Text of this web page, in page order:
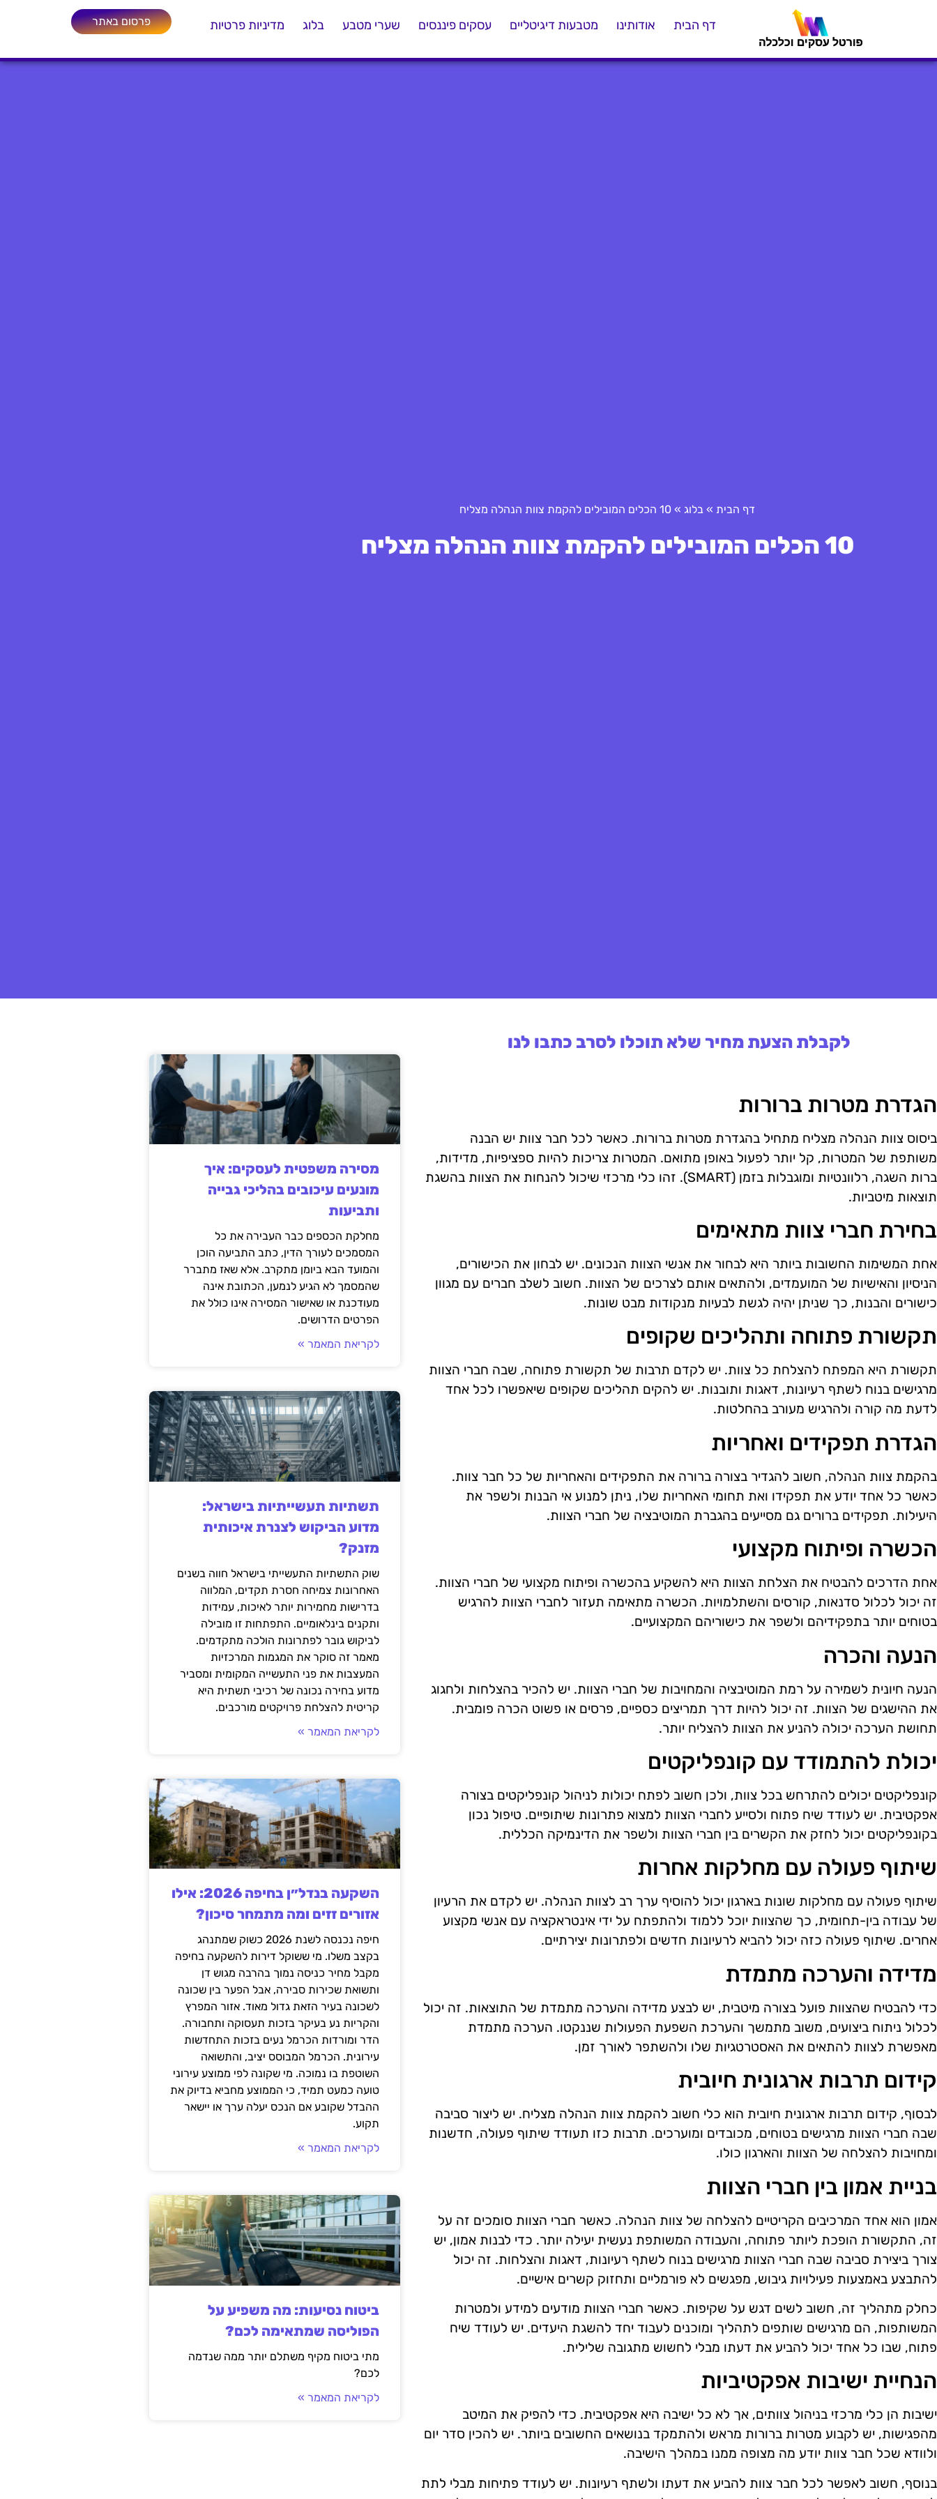
דף הבית אודותינו מטבעות דיגיטליים עסקים פיננסים שערי מטבע בלוג מדיניות פרטיות פרסום באתר
דף הבית » בלוג » 10 הכלים המובילים להקמת צוות הנהלה מצליח
10 הכלים המובילים להקמת צוות הנהלה מצליח
לקבלת הצעת מחיר שלא תוכלו לסרב כתבו לנו
הגדרת מטרות ברורות
ביסוס צוות הנהלה מצליח מתחיל בהגדרת מטרות ברורות. כאשר לכל חבר צוות יש הבנה
משותפת של המטרות, קל יותר לפעול באופן מתואם. המטרות צריכות להיות ספציפיות, מדידות,
ברות השגה, רלוונטיות ומוגבלות בזמן (SMART). זהו כלי מרכזי שיכול להנחות את הצוות בהשגת
תוצאות מיטביות.
בחירת חברי צוות מתאימים
אחת המשימות החשובות ביותר היא לבחור את אנשי הצוות הנכונים. יש לבחון את הכישורים,
הניסיון והאישיות של המועמדים, ולהתאים אותם לצרכים של הצוות. חשוב לשלב חברים עם מגוון
כישורים והבנות, כך שניתן יהיה לגשת לבעיות מנקודות מבט שונות.
תקשורת פתוחה ותהליכים שקופים
תקשורת היא המפתח להצלחת כל צוות. יש לקדם תרבות של תקשורת פתוחה, שבה חברי הצוות
מרגישים בנוח לשתף רעיונות, דאגות ותובנות. יש להקים תהליכים שקופים שיאפשרו לכל אחד
לדעת מה קורה ולהרגיש מעורב בהחלטות.
הגדרת תפקידים ואחריות
בהקמת צוות הנהלה, חשוב להגדיר בצורה ברורה את התפקידים והאחריות של כל חבר צוות.
כאשר כל אחד יודע את תפקידו ואת תחומי האחריות שלו, ניתן למנוע אי הבנות ולשפר את
היעילות. תפקידים ברורים גם מסייעים בהגברת המוטיבציה של חברי הצוות.
הכשרה ופיתוח מקצועי
אחת הדרכים להבטיח את הצלחת הצוות היא להשקיע בהכשרה ופיתוח מקצועי של חברי הצוות.
זה יכול לכלול סדנאות, קורסים והשתלמויות. הכשרה מתאימה תעזור לחברי הצוות להרגיש
בטוחים יותר בתפקידיהם ולשפר את כישוריהם המקצועיים.
הנעה והכרה
הנעה חיונית לשמירה על רמת המוטיבציה והמחויבות של חברי הצוות. יש להכיר בהצלחות ולחגוג
את ההישגים של הצוות. זה יכול להיות דרך תמריצים כספיים, פרסים או פשוט הכרה פומבית.
תחושת הערכה יכולה להניע את הצוות להצליח יותר.
יכולת להתמודד עם קונפליקטים
קונפליקטים יכולים להתרחש בכל צוות, ולכן חשוב לפתח יכולות לניהול קונפליקטים בצורה
אפקטיבית. יש לעודד שיח פתוח ולסייע לחברי הצוות למצוא פתרונות שיתופיים. טיפול נכון
בקונפליקטים יכול לחזק את הקשרים בין חברי הצוות ולשפר את הדינמיקה הכללית.
שיתוף פעולה עם מחלקות אחרות
שיתוף פעולה עם מחלקות שונות בארגון יכול להוסיף ערך רב לצוות הנהלה. יש לקדם את הרעיון
של עבודה בין-תחומית, כך שהצוות יוכל ללמוד ולהתפתח על ידי אינטראקציה עם אנשי מקצוע
אחרים. שיתוף פעולה כזה יכול להביא לרעיונות חדשים ולפתרונות יצירתיים.
מדידה והערכה מתמדת
כדי להבטיח שהצוות פועל בצורה מיטבית, יש לבצע מדידה והערכה מתמדת של התוצאות. זה יכול
לכלול ניתוח ביצועים, משוב מתמשך והערכת השפעת הפעולות שננקטו. הערכה מתמדת
מאפשרת לצוות להתאים את האסטרטגיות שלו ולהשתפר לאורך זמן.
קידום תרבות ארגונית חיובית
לבסוף, קידום תרבות ארגונית חיובית הוא כלי חשוב להקמת צוות הנהלה מצליח. יש ליצור סביבה
שבה חברי הצוות מרגישים בטוחים, מכובדים ומוערכים. תרבות כזו תעודד שיתוף פעולה, חדשנות
ומחויבות להצלחה של הצוות והארגון כולו.
בניית אמון בין חברי הצוות
אמון הוא אחד המרכיבים הקריטיים להצלחה של צוות הנהלה. כאשר חברי הצוות סומכים זה על
זה, התקשורת הופכת ליותר פתוחה, והעבודה המשותפת נעשית יעילה יותר. כדי לבנות אמון, יש
צורך ביצירת סביבה שבה חברי הצוות מרגישים בנוח לשתף רעיונות, דאגות והצלחות. זה יכול
להתבצע באמצעות פעילויות גיבוש, מפגשים לא פורמליים ותחזוק קשרים אישיים.
כחלק מתהליך זה, חשוב לשים דגש על שקיפות. כאשר חברי הצוות מודעים למידע ולמטרות
המשותפות, הם מרגישים שותפים לתהליך ומוכנים לעבוד יחד להשגת היעדים. יש לעודד שיח
פתוח, שבו כל אחד יכול להביע את דעתו מבלי לחשוש מתגובה שלילית.
הנחיית ישיבות אפקטיביות
ישיבות הן כלי מרכזי בניהול צוותים, אך לא כל ישיבה היא אפקטיבית. כדי להפיק את המיטב
מהפגישות, יש לקבוע מטרות ברורות מראש ולהתמקד בנושאים החשובים ביותר. יש להכין סדר יום
ולוודא שכל חבר צוות יודע מה מצופה ממנו במהלך הישיבה.
בנוסף, חשוב לאפשר לכל חבר צוות להביע את דעתו ולשתף רעיונות. יש לעודד פתיחות מבלי לתת
מסירה משפטית לעסקים: איך
מונעים עיכובים בהליכי גבייה
ותביעות
מחלקת הכספים כבר העבירה את כל
המסמכים לעורך הדין, כתב התביעה הוכן
והמועד הבא ביומן מתקרב. אלא שאז מתברר
שהמסמך לא הגיע לנמען, הכתובת אינה
מעודכנת או שאישור המסירה אינו כולל את
הפרטים הדרושים.
לקריאת המאמר »
תשתיות תעשייתיות בישראל:
מדוע הביקוש לצנרת איכותית
מזנק?
שוק התשתיות התעשייתי בישראל חווה בשנים
האחרונות צמיחה חסרת תקדים, המלווה
בדרישות מחמירות יותר לאיכות, עמידות
ותקנים בינלאומיים. התפתחות זו מובילה
לביקוש גובר לפתרונות הולכה מתקדמים.
מאמר זה סוקר את המגמות המרכזיות
המעצבות את פני התעשייה המקומית ומסביר
מדוע בחירה נכונה של רכיבי תשתית היא
קריטית להצלחת פרויקטים מורכבים.
לקריאת המאמר »
השקעה בנדל״ן בחיפה 2026: אילו
אזורים זזים ומה מתמחר סיכון?
חיפה נכנסה לשנת 2026 כשוק שמתנהג
בקצב משלו. מי ששוקל דירות להשקעה בחיפה
מקבל מחיר כניסה נמוך בהרבה מגוש דן
ותשואת שכירות סבירה, אבל הפער בין שכונה
לשכונה בעיר הזאת גדול מאוד. אזור המפרץ
והקריות נע בעיקר בזכות תעסוקה ותחבורה.
הדר ומורדות הכרמל נעים בזכות התחדשות
עירונית. הכרמל המבוסס יציב, והתשואה
השוטפת בו נמוכה. מי שקונה לפי ממוצע עירוני
טועה כמעט תמיד, כי הממוצע מחביא בדיוק את
ההבדל שקובע אם הנכס יעלה ערך או יישאר
תקוע.
לקריאת המאמר »
ביטוח נסיעות: מה משפיע על
הפוליסה שמתאימה לכם?
מתי ביטוח מקיף משתלם יותר ממה שנדמה
לכם?
לקריאת המאמר »